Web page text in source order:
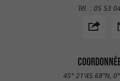
Tél. : 05 53
45° 21'45.68"N,